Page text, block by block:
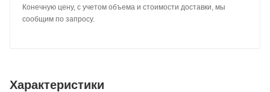
Конечную цену, с учетом объема и стоимости доставки, мы
сообщим по запросу.
Характеристики